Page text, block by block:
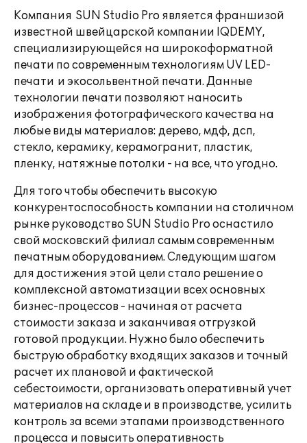
Компания SUN Studio Pro является франшизой
известной швейцарской компании IQDEMY,
специализирующейся на широкоформатной
печати по современным технологиям UV LED-
печати и экосольвентной печати. Данные
технологии печати позволяют наносить
изображения фотографического качества на
любые виды материалов: дерево, мдф, дсп,
стекло, керамику, керамогранит, пластик,
пленку, натяжные потолки - на все, что угодно.
Для того чтобы обеспечить высокую
конкурентоспособность компании на столичном
рынке руководство SUN Studio Pro оснастило
свой московский филиал самым современным
печатным оборудованием. Следующим шагом
для достижения этой цели стало решение о
комплексной автоматизации всех основных
бизнес-процессов - начиная от расчета
стоимости заказа и заканчивая отгрузкой
готовой продукции. Нужно было обеспечить
быструю обработку входящих заказов и точный
расчет их плановой и фактической
себестоимости, организовать оперативный учет
материалов на складе и в производстве, усилить
контроль за всеми этапами производственного
процесса и повысить оперативность